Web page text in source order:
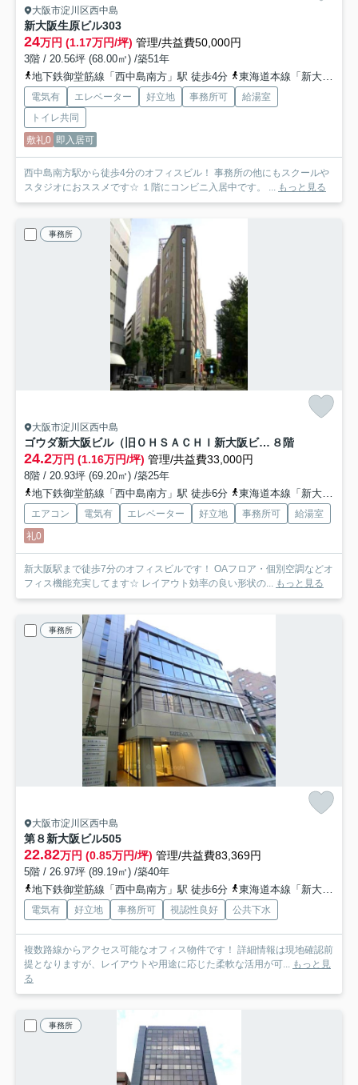
大阪市淀川区西中島
新大阪生原ビル303
24万円 (1.17万円/坪) 管理/共益費50,000円
3階 / 20.56坪 (68.00㎡) /築51年
地下鉄御堂筋線「西中島南方」駅 徒歩4分
東海道本線「新大阪」駅 徒歩14分
電気有 エレベーター 好立地 事務所可
給湯室
トイレ共同
敷礼0 即入居可
西中島南方駅から徒歩4分のオフィスビル！ 事務所の他にもスクールや
スタジオにおススメです☆ １階にコンビニ入居中です。 ...
もっと見る
事務所
大阪市淀川区西中島
ゴウダ新大阪ビル（旧ＯＨＳＡＣＨＩ新大阪ビル） ８階
24.2万円 (1.16万円/坪) 管理/共益費33,000円
8階 / 20.93坪 (69.20㎡) /築25年
地下鉄御堂筋線「西中島南方」駅 徒歩6分
東海道本線「新大阪」駅 徒歩7分
エアコン 電気有 エレベーター 好立地 事務所可
給湯室
礼0
新大阪駅まで徒歩7分のオフィスビルです！ OAフロア・個別空調などオ
フィス機能充実してます☆ レイアウト効率の良い形状の...
もっと見る
事務所
大阪市淀川区西中島
第８新大阪ビル505
22.82万円 (0.85万円/坪) 管理/共益費83,369円
5階 / 26.97坪 (89.19㎡) /築40年
地下鉄御堂筋線「西中島南方」駅 徒歩6分
東海道本線「新大阪」駅 徒歩8分
電気有 好立地 事務所可 視認性良好 公共下水
複数路線からアクセス可能なオフィス物件です！ 詳細情報は現地確認前
提となりますが、レイアウトや用途に応じた柔軟な活用が可...
もっと見
る
事務所